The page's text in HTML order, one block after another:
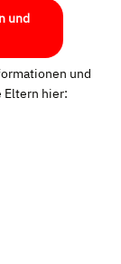
und
und
Eltern hier: